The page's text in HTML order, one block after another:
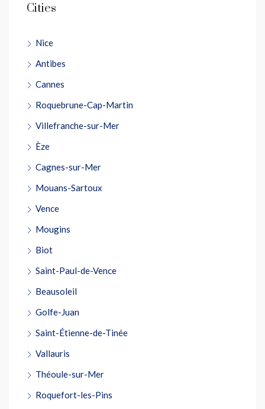
Cities
Nice
Antibes
Cannes
Roquebrune-Cap-Martin
Villefranche-sur-Mer
Èze
Cagnes-sur-Mer
Mouans-Sartoux
Vence
Mougins
Biot
Saint-Paul-de-Vence
Beausoleil
Golfe-Juan
Saint-Étienne-de-Tinée
Vallauris
Théoule-sur-Mer
Roquefort-les-Pins